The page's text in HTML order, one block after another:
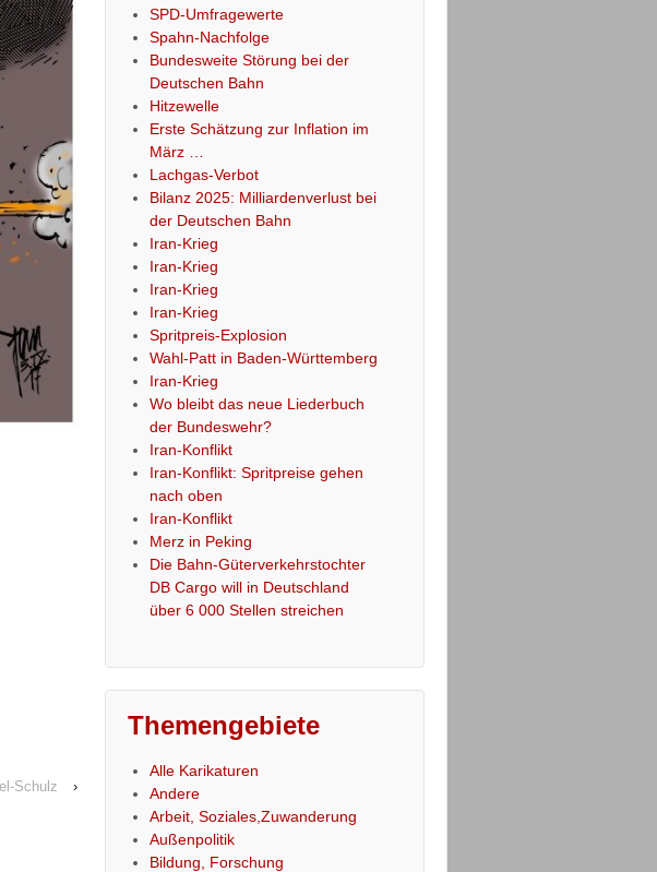
Schulz ›
SPD-Umfragewerte
Spahn-Nachfolge
Bundesweite Störung bei der
Deutschen Bahn
Hitzewelle
Erste Schätzung zur Inflation im
März …
Lachgas-Verbot
Bilanz 2025: Milliardenverlust bei
der Deutschen Bahn
Iran-Krieg
Iran-Krieg
Iran-Krieg
Iran-Krieg
Spritpreis-Explosion
Wahl-Patt in Baden-Württemberg
Iran-Krieg
Wo bleibt das neue Liederbuch
der Bundeswehr?
Iran-Konflikt
Iran-Konflikt: Spritpreise gehen
nach oben
Iran-Konflikt
Merz in Peking
Die Bahn-Güterverkehrstochter
DB Cargo will in Deutschland
über 6 000 Stellen streichen
Themengebiete
Alle Karikaturen
Andere
Arbeit, Soziales,Zuwanderung
Außenpolitik
Bildung, Forschung